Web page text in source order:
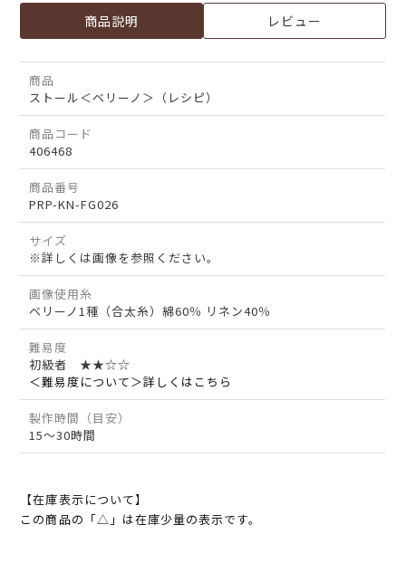
商品説明 レビュー
商品
ストール＜ベリーノ＞（レシピ）
商品コード
406468
商品番号
PRP-KN-FG026
サイズ
※詳しくは画像を参照ください。
画像使用糸
ベリーノ1種（合太糸）綿60％ リネン40％
難易度
初級者 ★★☆☆
＜難易度について＞詳しくはこちら
製作時間（目安）
15～30時間
【在庫表示について】
この商品の「△」は在庫少量の表示です。